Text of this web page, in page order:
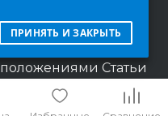
характер и
является публичной
Статьи
Российской
ПРИНЯТЬ И ЗАКРЫТЬ